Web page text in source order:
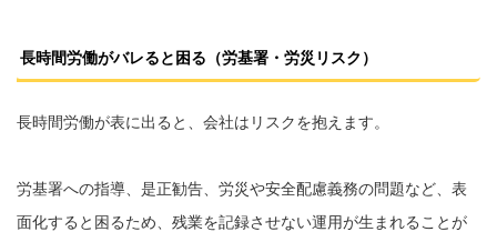
長時間労働がバレると困る（労基署・労災リスク）
長時間労働が表に出ると、会社はリスクを抱えます。
労基署への指導、是正勧告、労災や安全配慮義務の問題など、表
面化すると困るため、残業を記録させない運用が生まれることが